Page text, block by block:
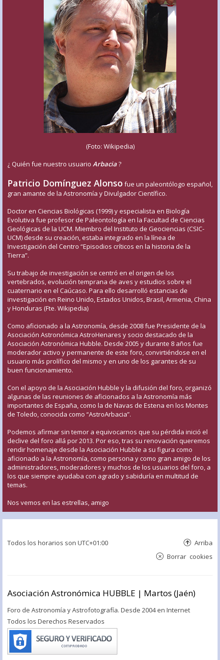
(Foto: Wikipedia)
¿ Quién fue nuestro usuario Arbacia?
Patricio Domínguez Alonso fue un paleontólogo español,
gran amante de la Astronomía y Divulgador Científico.
Doctor en Ciencias Biológicas (1999) y especialista en Biología
Evolutiva fue profesor de Paleontología en la Facultad de Ciencias
Geológicas de la UCM. Miembro del Instituto de Geociencias (CSIC-
UCM) desde su creación, estaba integrado en la línea de
Investigación del Centro “Episodios críticos en la historia de la
Tierra”.
Su trabajo de investigación se centró en el origen de los
vertebrados, evolución temprana de aves y estudios sobre el
cuaternario en el Caúcaso. Para ello desarrolló estancias de
investigación en Reino Unido, Estados Unidos, Brasil, Armenia, China
y Honduras (Fte. Wikipedia)
Como aficionado a la Astronomía, desde 2008 fue Presidente de la
Asociación Astronómica AstroHenares y socio destacado de la
Asociación Astronómica Hubble. Desde 2005 y durante 8 años fue
moderador activo y permanente de este foro, convirtiéndose en el
usuario más prolífico del mismo y en uno de los garantes de su
buen funcionamiento.
Con el apoyo de la Asociación Hubble y la difusión del foro, organizó
algunas de las reuniones de aficionados a la Astronomía más
importantes de España, como la de Navas de Estena en los Montes
de Toledo, conocida como “AstroArbacia”.
Podemos afirmar sin temor a equivocarnos que su pérdida inició el
declive del foro allá por 2013. Por eso, tras su renovación queremos
rendir homenaje desde la Asociación Hubble a su figura como
aficionado a la Astronomía, como persona y como gran amigo de los
administradores, moderadores y muchos de los usuarios del foro, a
los que siempre ayudaba con agrado y sabiduría en multitud de
temas.
Nos vemos en las estrellas, amigo
Todos los horarios son UTC+01:00 Arriba
Borrar cookies
Asociación Astronómica HUBBLE | Martos (Jaén)
Foro de Astronomía y Astrofotografía. Desde 2004 en Internet
Todos los Derechos Reservados